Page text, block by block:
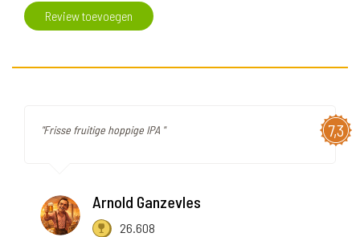
Review toevoegen
7,3
"Frisse fruitige hoppige IPA "
Arnold Ganzevles
26.608